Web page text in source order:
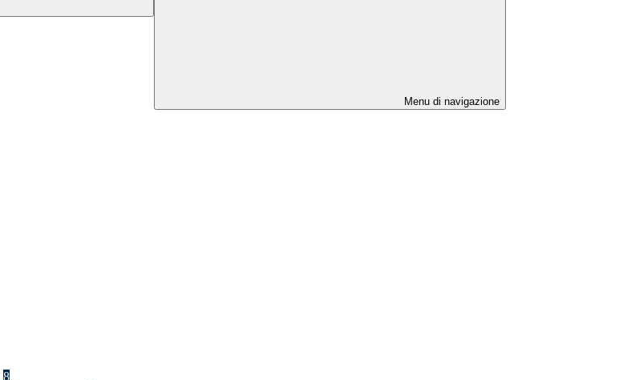
Menu di navigazione
8